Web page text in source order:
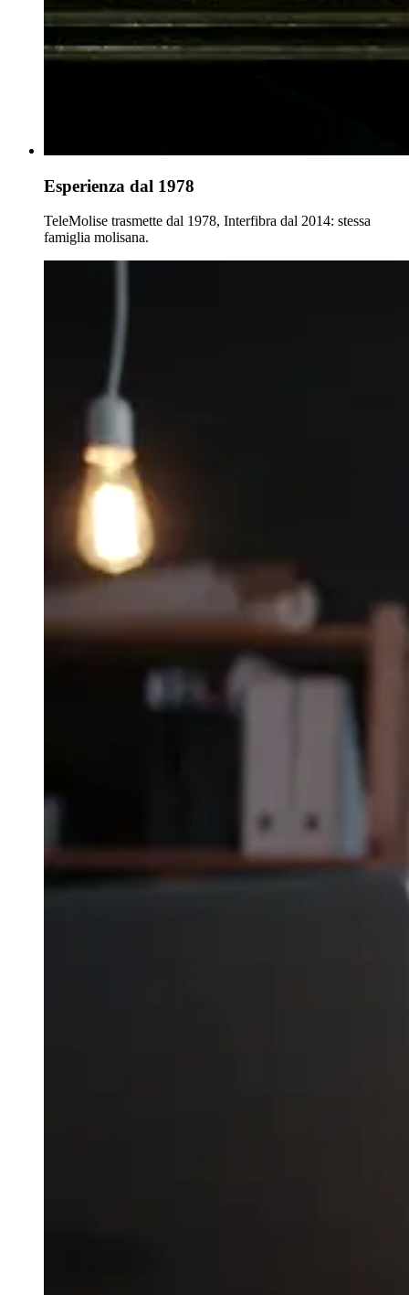
Esperienza dal 1978
TeleMolise trasmette dal 1978, Interfibra dal 2014: stessa
famiglia molisana.